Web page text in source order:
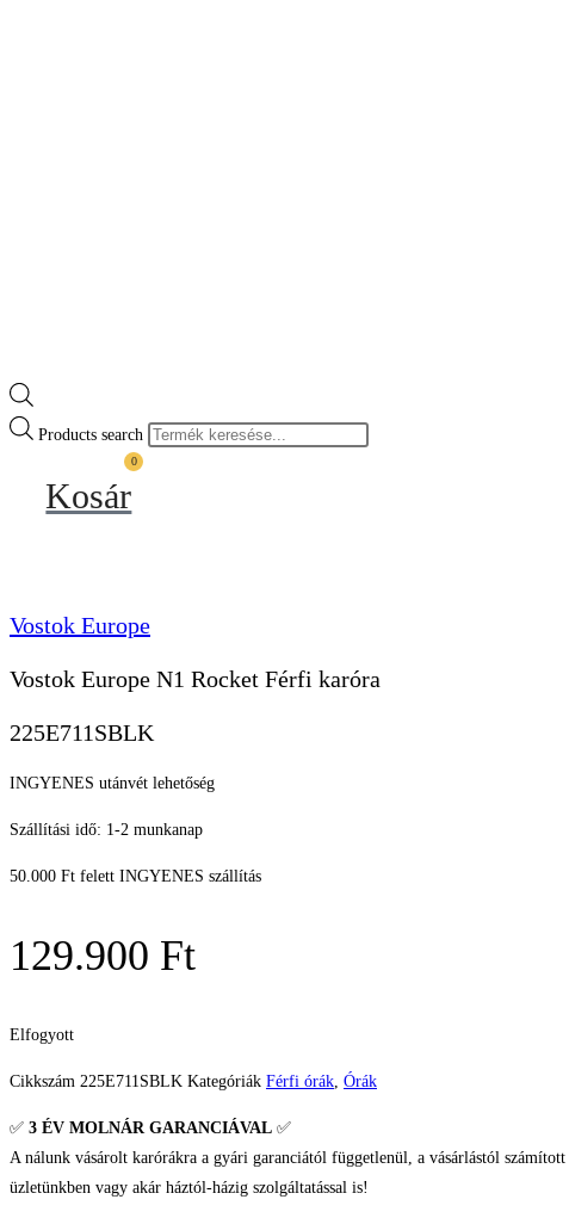
Products search
0
Kosár
Vostok Europe
Vostok Europe N1 Rocket Férfi karóra
225E711SBLK
INGYENES utánvét lehetőség
Szállítási idő: 1-2 munkanap
50.000 Ft felett INGYENES szállítás
129.900 Ft
Elfogyott
Cikkszám 225E711SBLK Kategóriák Férfi órák, Órák
✅ 3 ÉV MOLNÁR GARANCIÁVAL ✅
A nálunk vásárolt karórákra a gyári garanciától függetlenül, a vásárlástól számított
üzletünkben vagy akár háztól-házig szolgáltatással is!